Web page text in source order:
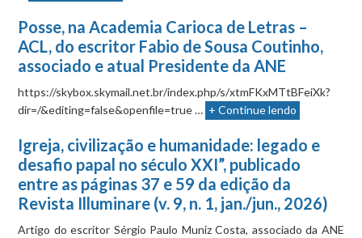
Posse, na Academia Carioca de Letras –
ACL, do escritor Fabio de Sousa Coutinho,
associado e atual Presidente da ANE
https://skybox.skymail.net.br/index.php/s/xtmFKxMTtBFeiXk?
dir=/&editing=false&openfile=true … + Continue lendo
Igreja, civilização e humanidade: legado e
desafio papal no século XXI”, publicado
entre as páginas 37 e 59 da edição da
Revista Illuminare (v. 9, n. 1, jan./jun., 2026)
Artigo do escritor Sérgio Paulo Muniz Costa, associado da ANE